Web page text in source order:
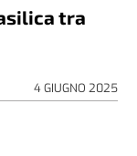
tra
4 GIUGNO 2025